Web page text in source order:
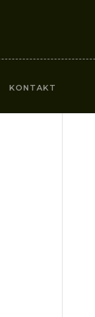
KONTAKT